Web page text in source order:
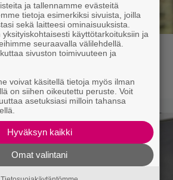
Pimiän perhelomalla
mekko”
ja tallennamme evästeitä
tietoja esimerkiksi sivuista, joilla
sekä laitteesi ominaisuuksista.
käyttötarkoituksiin ja
seuraavalla välilehdellä.
sivuston toimivuuteen ja
voivat käsitellä tietoja myös ilman
on siihen oikeutettu peruste. Voit
asetuksiasi milloin tahansa
Hyväksyn kaikki
Omat valintani